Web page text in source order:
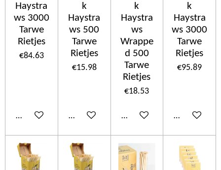
Haystra
ws 3000
Tarwe
Rietjes
€84.63
Add to cart
k
Haystra
ws 500
Tarwe
Rietjes
€15.98
Add to cart
k
Haystra
ws
Wrappe
d 500
Tarwe
Rietjes
€18.53
Add to cart
k
Haystra
ws 3000
Tarwe
Rietjes
€95.89
Add to cart